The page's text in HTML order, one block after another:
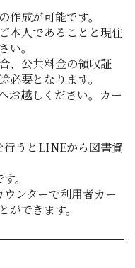
作成が可能です。
本人であることと現住
。
、公共料金の領収証
要となります。
お越しください。カー
うとLINEから図書資
。
ンターで利用者カー
ができます。